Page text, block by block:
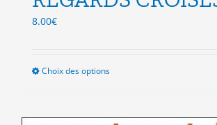
8.00€
Choix des optionsCe
plusieurs